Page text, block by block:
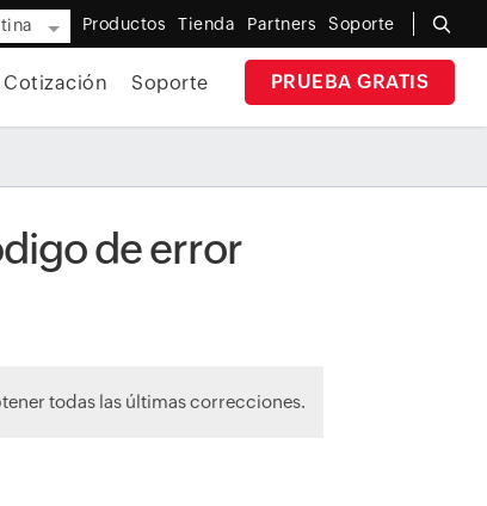
Productos Tienda Partners Soporte
PRUEBA GRATIS
Cotización Soporte
de error
todas las últimas correcciones.